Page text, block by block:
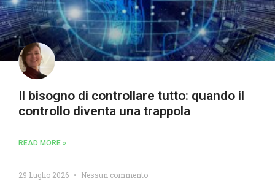
Il bisogno di controllare tutto: quando il
controllo diventa una trappola
READ MORE »
29 Luglio 2026 Nessun commento